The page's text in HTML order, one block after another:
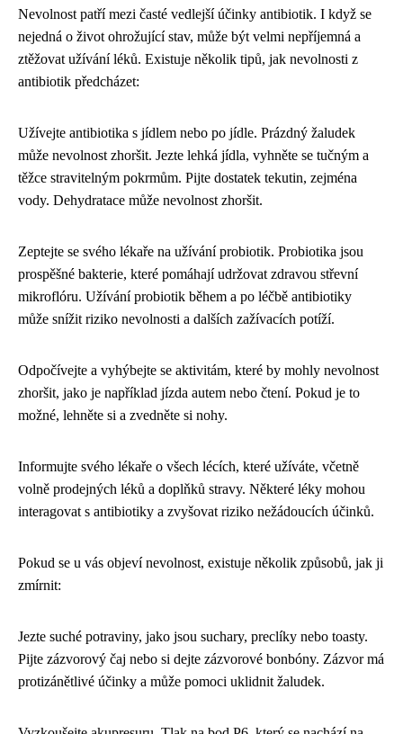
Nevolnost patří mezi časté vedlejší účinky antibiotik. I když se
nejedná o život ohrožující stav, může být velmi nepříjemná a
ztěžovat užívání léků. Existuje několik tipů, jak nevolnosti z
antibiotik předcházet:
Užívejte antibiotika s jídlem nebo po jídle. Prázdný žaludek
může nevolnost zhoršit. Jezte lehká jídla, vyhněte se tučným a
těžce stravitelným pokrmům. Pijte dostatek tekutin, zejména
vody. Dehydratace může nevolnost zhoršit.
Zeptejte se svého lékaře na užívání probiotik. Probiotika jsou
prospěšné bakterie, které pomáhají udržovat zdravou střevní
mikroflóru. Užívání probiotik během a po léčbě antibiotiky
může snížit riziko nevolnosti a dalších zažívacích potíží.
Odpočívejte a vyhýbejte se aktivitám, které by mohly nevolnost
zhoršit, jako je například jízda autem nebo čtení. Pokud je to
možné, lehněte si a zvedněte si nohy.
Informujte svého lékaře o všech lécích, které užíváte, včetně
volně prodejných léků a doplňků stravy. Některé léky mohou
interagovat s antibiotiky a zvyšovat riziko nežádoucích účinků.
Pokud se u vás objeví nevolnost, existuje několik způsobů, jak ji
zmírnit:
Jezte suché potraviny, jako jsou suchary, preclíky nebo toasty.
Pijte zázvorový čaj nebo si dejte zázvorové bonbóny. Zázvor má
protizánětlivé účinky a může pomoci uklidnit žaludek.